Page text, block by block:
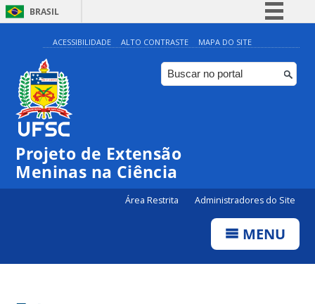
BRASIL
Simplifique!
Comunica BR
Participe
ACESSIBILIDADE ALTO CONTRASTE MAPA DO SITE
Projeto de Extensão
Meninas na Ciência
Área Restrita Administradores do Site
MENU